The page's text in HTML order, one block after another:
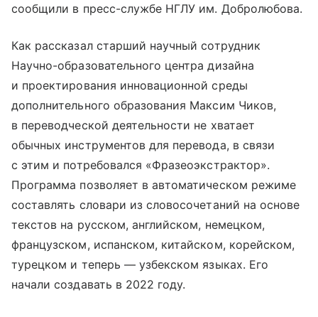
сообщили в пресс-службе НГЛУ им. Добролюбова.
Как рассказал старший научный сотрудник
Научно-образовательного центра дизайна
и проектирования инновационной среды
дополнительного образования Максим Чиков,
в переводческой деятельности не хватает
обычных инструментов для перевода, в связи
с этим и потребовался «Фразеоэкстрактор».
Программа позволяет в автоматическом режиме
составлять словари из словосочетаний на основе
текстов на русском, английском, немецком,
французском, испанском, китайском, корейском,
турецком и теперь — узбекском языках. Его
начали создавать в 2022 году.